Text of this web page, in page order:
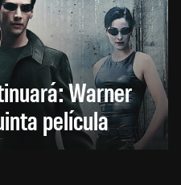
Warner
película